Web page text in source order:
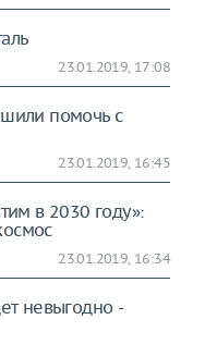
23.01.2019, 17:08
помочь с
23.01.2019, 16:45
в 2030 году»:
23.01.2019, 16:34
невыгодно -